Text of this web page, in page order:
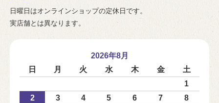
日曜日はオンラインショップの定休日です。
実店舗とは異なります。
2026年8月
日
月 火 水 木 金
土
1
2
3 4 5 6 7
8